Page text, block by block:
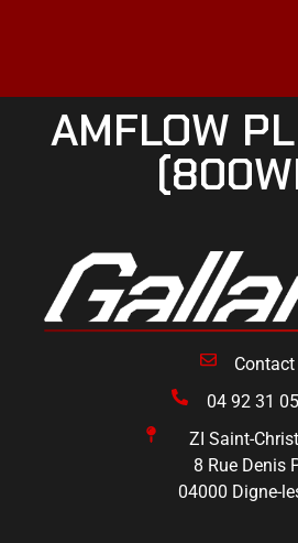
AMFLOW
Contact
04 92 31
ZI Saint-
8 Rue Denis
04000 Digne-